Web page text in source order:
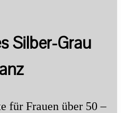
Silber-Grau